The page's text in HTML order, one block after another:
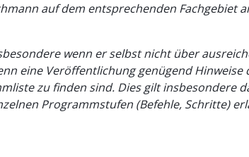
auf dem entsprechenden Fachgebiet
wenn er selbst nicht über
eine Veröffentlichung genügend
zu finden sind. Dies gilt insbesondere
Programmstufen (Befehle, Schritte)